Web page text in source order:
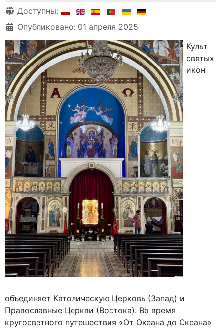
Информация о материале
Доступны:
Опубликовано: 01 апреля 2025
Культ
святых
икон
объединяет Католическую Церковь (Запад) и
Православные Церкви (Востока). Во время
кругосветного путешествия «От Океана до Океана»